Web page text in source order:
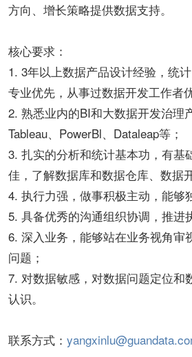
方向、增长策略提供数据支持。
核心要求：
1. 3年以上数据产品设计经验，统
专业优先，从事过数据开发工作者
2. 熟悉业内的BI和大数据开发治理
Tableau、PowerBl、Dataleap等；
3. 扎实的分析和统计基本功，有基
佳，了解数据库和数据仓库、数据
4. 执行力强，做事积极主动，能够
5. 具备优秀的沟通组织协调，推进
6. 深入业务，能够站在业务视角审
问题；
7. 对数据敏感，对数据问题定位和
认识。
联系方式：